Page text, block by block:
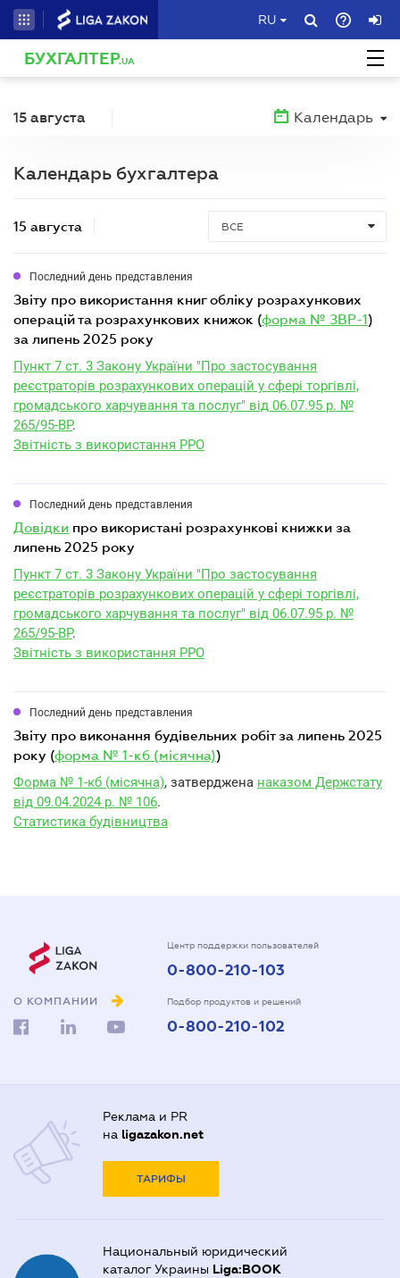
RU
БУХГАЛТЕР.UA
15 августа Календарь
Календарь бухгалтера
15 августа ВСЕ
Последний день представления
звіту про використання книг обліку розрахункових
операцій та розрахункових книжок (форма № ЗВР-1)
за липень 2025 року
Пункт 7 ст. 3 Закону України "Про застосування
реєстраторів розрахункових операцій у сфері торгівлі,
громадського харчування та послуг" від 06.07.95 р. №
265/95-ВР.
Звітність з використання РРО
Последний день представления
довідки про використані розрахункові книжки за
липень 2025 року
Пункт 7 ст. 3 Закону України "Про застосування
реєстраторів розрахункових операцій у сфері торгівлі,
громадського харчування та послуг" від 06.07.95 р. №
265/95-ВР.
Звітність з використання РРО
Последний день представления
звіту про виконання будівельних робіт за липень 2025
року (форма № 1-кб (місячна))
Форма № 1-кб (місячна), затверджена наказом Держстату
від 09.04.2024 р. № 106.
Статистика будівництва
О КОМПАНИИ
Центр поддержки пользователей
0-800-210-103
Подбор продуктов и решений
0-800-210-102
Реклама и PR
на ligazakon.net
ТАРИФЫ
Национальный юридический
каталог Украины Liga:BOOK